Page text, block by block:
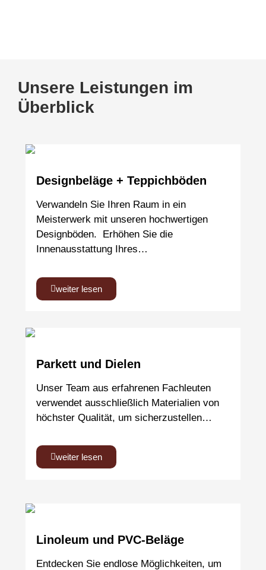
Unsere Leistungen im
Überblick
Designbeläge + Teppichböden
Verwandeln Sie Ihren Raum in ein
Meisterwerk mit unseren hochwertigen
Designböden. Erhöhen Sie die
Innenausstattung Ihres…
weiter lesen
Parkett und Dielen
Unser Team aus erfahrenen Fachleuten
verwendet ausschließlich Materialien von
höchster Qualität, um sicherzustellen…
weiter lesen
Linoleum und PVC-Beläge
Entdecken Sie endlose Möglichkeiten, um